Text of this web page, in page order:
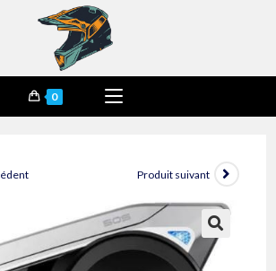
0
Produit suivant